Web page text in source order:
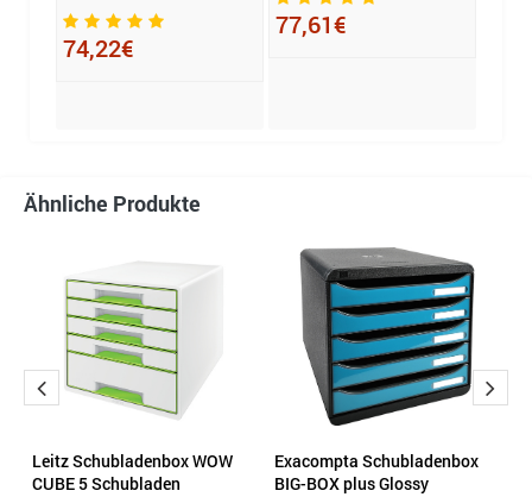
74,22€
77,61€
Ähnliche Produkte
Leitz Schubladenbox WOW
CUBE 5 Schubladen
Exacompta Schubladenbox
BIG-BOX plus Glossy